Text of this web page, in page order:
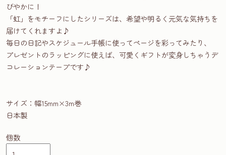
びやかに！
「虹」をモチーフにしたシリーズは、希望や明るく元気な気持ちを
届けてくれますよ♪
毎日の日記やスケジュール手帳に使ってページを彩ってみたり、
プレゼントのラッピングに使えば、可愛くギフトが変身しちゃうデ
コレーションテープです♪
サイズ：幅15mm×3m巻
日本製
個数